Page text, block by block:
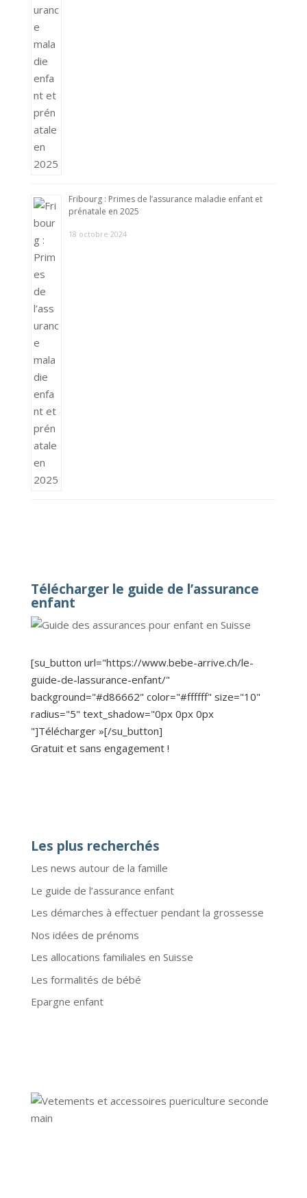
Fribourg : Primes de l’assurance maladie enfant et
prénatale en 2025
18 octobre 2024
Télécharger le guide de l’assurance
enfant
[su_button url="https://www.bebe-arrive.ch/le-
guide-de-lassurance-enfant/"
background="#d86662" color="#ffffff" size="10"
radius="5" text_shadow="0px 0px 0px
"]Télécharger »[/su_button]
Gratuit et sans engagement !
Les plus recherchés
Les news autour de la famille
Le guide de l’assurance enfant
Les démarches à effectuer pendant la grossesse
Nos idées de prénoms
Les allocations familiales en Suisse
Les formalités de bébé
Epargne enfant